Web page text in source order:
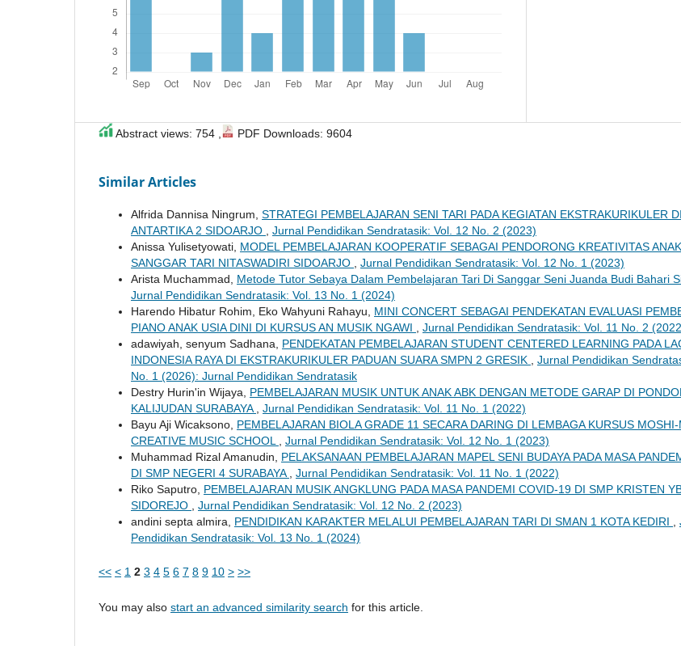
Abstract views: 754 , PDF Downloads: 9604
Similar Articles
Alfrida Dannisa Ningrum, STRATEGI PEMBELAJARAN SENI TARI PADA KEGIATAN EKSTRAKURIKULER
ANTARTIKA 2 SIDOARJO
Jurnal Pendidikan Sendratasik: Vol. 12 No. 2 (2023)
Anissa Yulisetyowati, MODEL PEMBELAJARAN KOOPERATIF SEBAGAI PENDORONG KREATIVITAS
SANGGAR TARI NITASWADIRI SIDOARJO
Jurnal Pendidikan Sendratasik: Vol. 12 No. 1 (2023)
Arista Muchammad, Metode Tutor Sebaya Dalam Pembelajaran Tari Di Sanggar Seni Juanda Budi Bahari
Jurnal Pendidikan Sendratasik: Vol. 13 No. 1 (2024)
Harendo Hibatur Rohim, Eko Wahyuni Rahayu, MINI CONCERT SEBAGAI PENDEKATAN EVALUASI
PIANO ANAK USIA DINI DI KURSUS AN MUSIK NGAWI
Jurnal Pendidikan Sendratasik: Vol. 11 No. 2
adawiyah, senyum Sadhana, PENDEKATAN PEMBELAJARAN STUDENT CENTERED LEARNING PADA
INDONESIA RAYA DI EKSTRAKURIKULER PADUAN SUARA SMPN 2 GRESIK
Jurnal Pendidikan
No. 1 (2026): Jurnal Pendidikan Sendratasik
Destry Hurin'in Wijaya, PEMBELAJARAN MUSIK UNTUK ANAK ABK DENGAN METODE GARAP DI
KALIJUDAN SURABAYA
Jurnal Pendidikan Sendratasik: Vol. 11 No. 1 (2022)
Bayu Aji Wicaksono, PEMBELAJARAN BIOLA GRADE 11 SECARA DARING DI LEMBAGA KURSUS
CREATIVE MUSIC SCHOOL
Jurnal Pendidikan Sendratasik: Vol. 12 No. 1 (2023)
Muhammad Rizal Amanudin, PELAKSANAAN PEMBELAJARAN MAPEL SENI BUDAYA PADA MASA
DI SMP NEGERI 4 SURABAYA
Jurnal Pendidikan Sendratasik: Vol. 11 No. 1 (2022)
Riko Saputro, PEMBELAJARAN MUSIK ANGKLUNG PADA MASA PANDEMI COVID-19 DI SMP KRISTEN
SIDOREJO
Jurnal Pendidikan Sendratasik: Vol. 12 No. 2 (2023)
andini septa almira, PENDIDIKAN KARAKTER MELALUI PEMBELAJARAN TARI DI SMAN 1 KOTA KEDIRI
Pendidikan Sendratasik: Vol. 13 No. 1 (2024)
<< < 1 2 3 4 5 6 7 8 9 10 > >>
You may also start an advanced similarity search for this article.